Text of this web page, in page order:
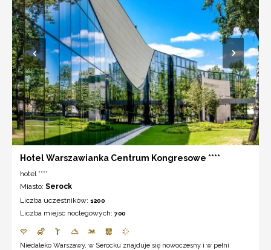
Hotel Warszawianka Centrum Kongresowe ****
hotel ****
Miasto: Serock
Liczba uczestników: 1200
Liczba miejsc noclegowych: 700
Niedaleko Warszawy, w Serocku znajduje się nowoczesny i w pełni